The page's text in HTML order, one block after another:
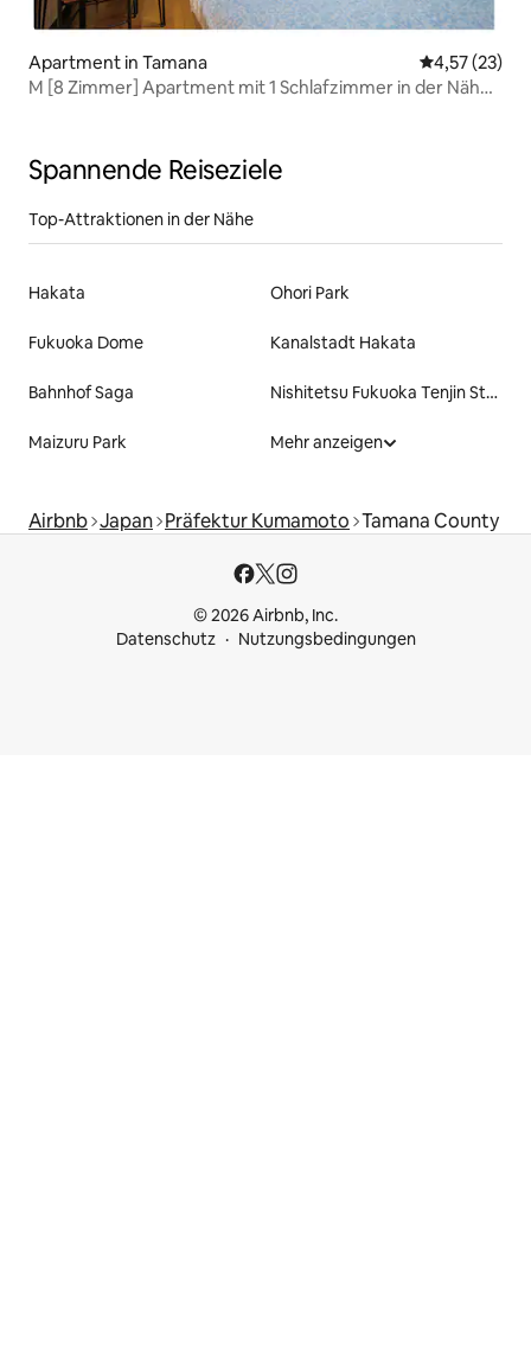
Apartment in Tamana
4,57 (23)
M [8 Zimmer] Apartment mit 1 Schlafzimmer in der Nähe
Spannende Reiseziele
Top-Attraktionen in der Nähe
Hakata Ohori Park
Fukuoka Dome Kanalstadt Hakata
Bahnhof Saga Nishitetsu Fukuoka Tenjin Station
Maizuru Park Mehr anzeigen
Airbnb Japan Präfektur Kumamoto Tamana County
© 2026 Airbnb, Inc.
Datenschutz
Nutzungsbedingungen